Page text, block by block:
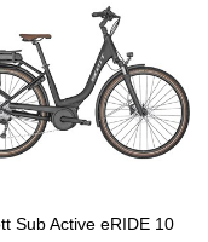
Sub Active eRIDE 10